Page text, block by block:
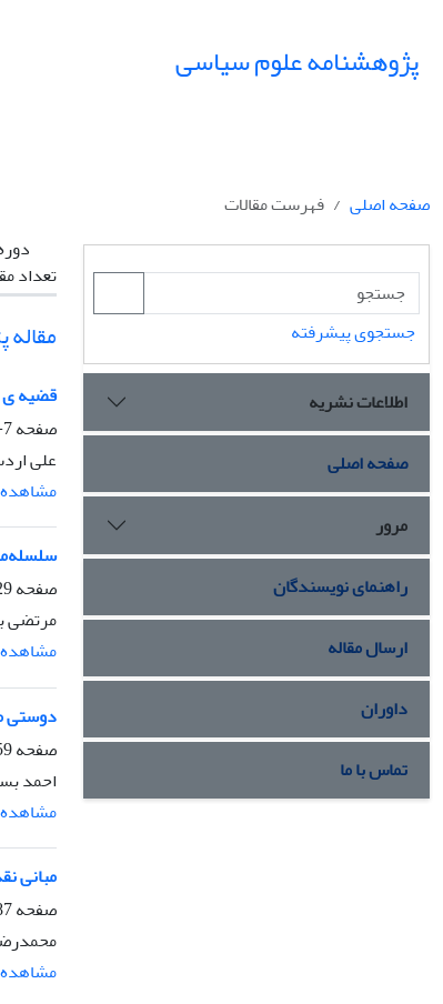
پژوهشنامه علوم سیاسی
صفحه اصلی
فهرست مقالات
تعداد
قضیه ی
صفحه7-28
علی
مشاهده
صفحه
مرتضی
مشاهده
دوستی
صفحه
احمد
مشاهده
مبانی
صفحه
مشاهده
جستجوی پیشرفته
اطلاعات نشریه
صفحه اصلی
مرور
راهنمای نویسندگان
ارسال مقاله
داوران
تماس با ما